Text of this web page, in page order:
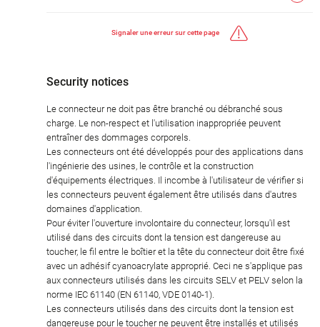
Signaler une erreur sur cette page
Security notices
Le connecteur ne doit pas être branché ou débranché sous
charge. Le non-respect et l'utilisation inappropriée peuvent
entraîner des dommages corporels.
Les connecteurs ont été développés pour des applications dans
l'ingénierie des usines, le contrôle et la construction
d'équipements électriques. Il incombe à l'utilisateur de vérifier si
les connecteurs peuvent également être utilisés dans d'autres
domaines d'application.
Pour éviter l'ouverture involontaire du connecteur, lorsqu'il est
utilisé dans des circuits dont la tension est dangereuse au
toucher, le fil entre le boîtier et la tête du connecteur doit être fixé
avec un adhésif cyanoacrylate approprié. Ceci ne s'applique pas
aux connecteurs utilisés dans les circuits SELV et PELV selon la
norme IEC 61140 (EN 61140, VDE 0140-1).
Les connecteurs utilisés dans des circuits dont la tension est
dangereuse pour le toucher ne peuvent être installés et utilisés